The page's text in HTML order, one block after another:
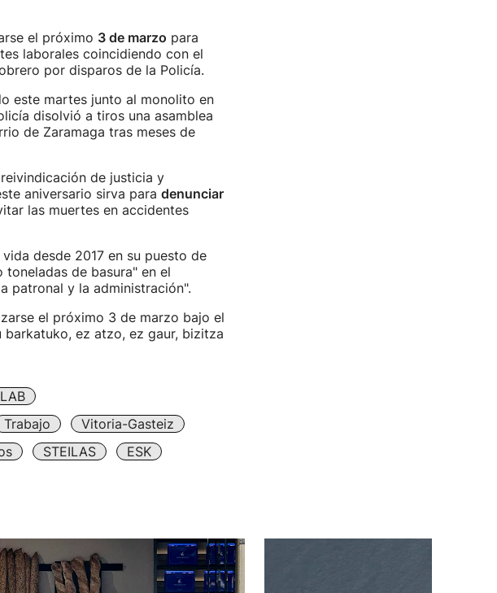
el próximo 3 de marzo para
laborales coincidiendo con el
por disparos de la Policía.
este martes junto al monolito en
disolvió a tiros una asamblea
de Zaramaga tras meses de
de justicia y
aniversario sirva para denunciar
las muertes en accidentes
desde 2017 en su puesto de
de basura" en el
patronal y la administración".
el próximo 3 de marzo bajo el
barkatuko, ez atzo, ez gaur, bizitza
Trabajo
Vitoria-Gasteiz
STEILAS ESK